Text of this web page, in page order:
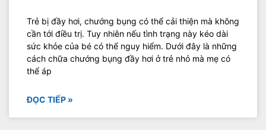
Trẻ bị đầy hơi, chướng bụng có thể cải thiện mà không
cần tới điều trị. Tuy nhiên nếu tình trạng này kéo dài
sức khỏe của bé có thể nguy hiểm. Dưới đây là những
cách chữa chướng bụng đầy hơi ở trẻ nhỏ mà mẹ có
thể áp
ĐỌC TIẾP »